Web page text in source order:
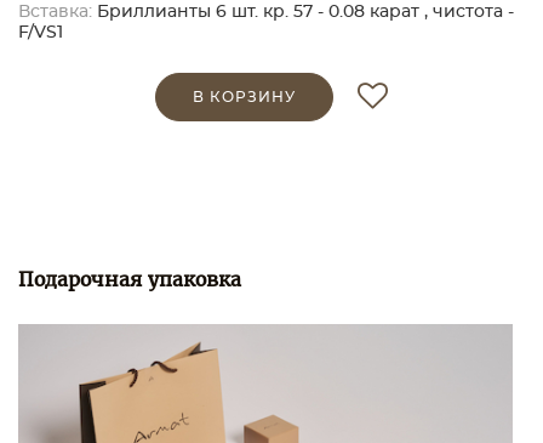
Вставка: Бриллианты 6 шт. кр. 57 - 0.08 карат , чистота -
F/VS1
В КОРЗИНУ
Подарочная упаковка